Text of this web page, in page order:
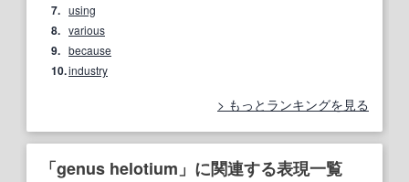
7. using
8. various
9. because
10.industry
もっとランキングを見る
「genus helotium」に関連する表現一覧